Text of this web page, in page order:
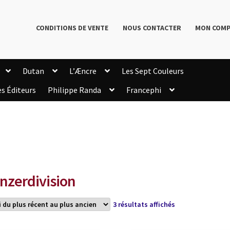
CONDITIONS DE VENTE NOUS CONTACTER MON
Dutan L’Æncre
Les Sept Couleurs
Éditeurs Philippe Randa
Francephi
3 résultats affichésTrié